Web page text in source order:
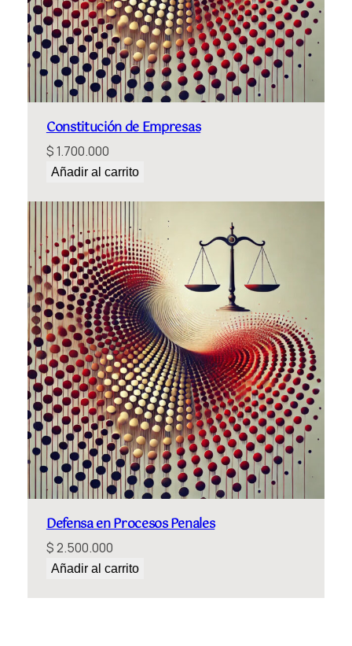
Constitución de Empresas
$1.700.000
Añadir al carrito
Defensa en Procesos Penales
$2.500.000
Añadir al carrito